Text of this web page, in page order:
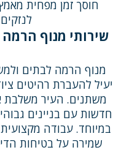
חוסך זמן מפחית
שירותי מנוף
מנוף הרמה לבתים
יעיל להעברת רהיטים
משתנים. העיר משלבת
חדשות עם בניינים
במיוחד. עבודה
שמירה על בטיחות